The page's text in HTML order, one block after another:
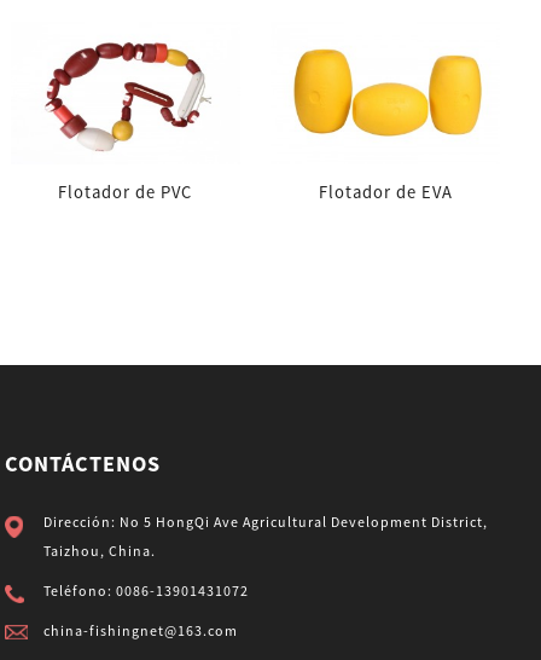
Flotador de PVC Flotador de EVA
CONTÁCTENOS
Dirección: No 5 HongQi Ave Agricultural Development District,
Taizhou, China.
Teléfono: 0086-13901431072
china-fishingnet@163.com